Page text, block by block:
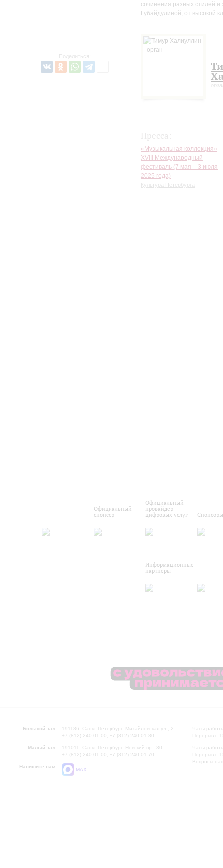
Поделиться:
сочинения разных стилей
Губайдулиной, от высокой
«Музыкальная коллекция»
XVIII Международный
фестиваль (7 мая – 3 июля
2025 года)
Культура Петербурга
Официальный
спонсор
Официальный
провайдер
цифровых услуг
Спонсоры
Информационные
партнёры
Большой зал:
191186, Санкт-Петербург, Михайловская ул., 2
+7 (812) 240-01-00, +7 (812) 240-01-80
Малый зал:
191011, Санкт-Петербург, Невский пр., 30
+7 (812) 240-01-00, +7 (812) 240-01-70
Напишите нам:
MAX
Часы
Перерыв с
Часы
Перерыв с
Вопросы